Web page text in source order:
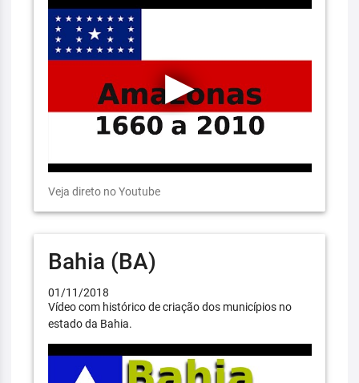
Veja direto no Youtube
Bahia (BA)
01/11/2018
Vídeo com histórico de criação dos municípios no
estado da Bahia.